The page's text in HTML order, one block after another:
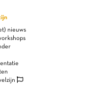
nieuws